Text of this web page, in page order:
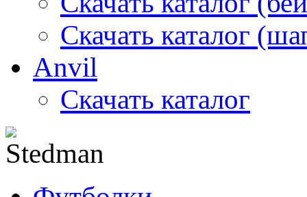
Скачать каталог
Anvil
Скачать каталог